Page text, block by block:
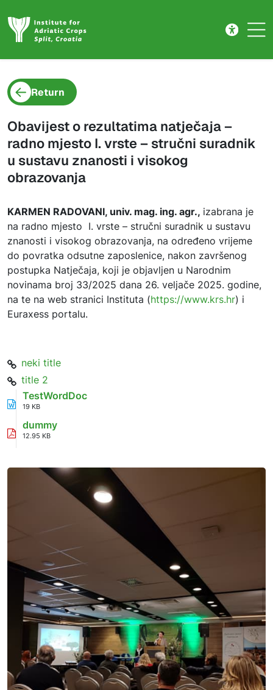
Return
Obavijest o rezultatima natječaja –
radno mjesto I. vrste – stručni suradnik
u sustavu znanosti i visokog
obrazovanja
KARMEN RADOVANI, univ. mag. ing. agr., izabrana je
na radno mjesto I. vrste – stručni suradnik u sustavu
znanosti i visokog obrazovanja, na određeno vrijeme
do povratka odsutne zaposlenice, nakon završenog
postupka Natječaja, koji je objavljen u Narodnim
novinama broj 33/2025 dana 26. veljače 2025. godine,
na te na web stranici Instituta (https://www.krs.hr) i
Euraxess portalu.
neki title
title 2
TestWordDoc
19 KB
dummy
12.95 KB